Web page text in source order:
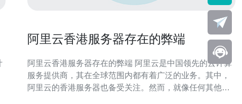
阿里云香港服务器存在的弊端
阿里云香港服务器存在的弊端 阿里云是中国领先的云计算
服务提供商，其在全球范围内都有着广泛的业务。其中，
阿里云的香港服务器也备受关注。然而，就像任何其他技